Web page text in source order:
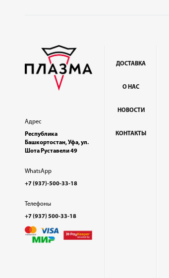
Адрес
Республика
Башкортостан, Уфа, ул.
Шота Руставели 49
WhatsApp
+7 (937)-500-33-18
Телефоны
+7 (937) 500-33-18
ДОСТАВКА
О НАС
НОВОСТИ
КОНТАКТЫ